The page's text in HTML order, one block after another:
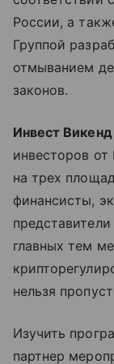
России, а
Группой
отмыванием
законов.
Инвест Викенд
инвесторов
на трех
финансисты,
главных тем
нельзя
Изучить
партнер